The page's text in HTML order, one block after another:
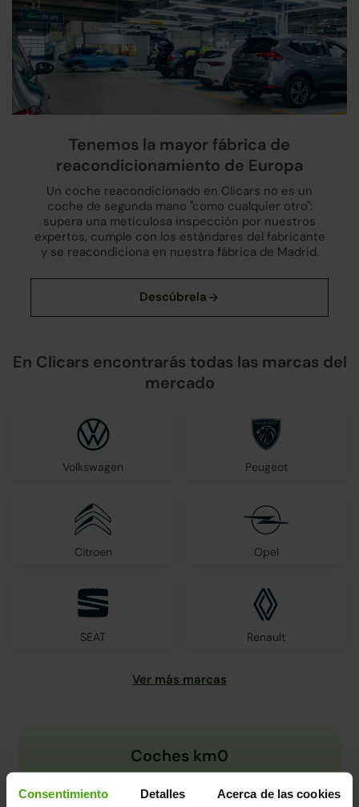
Consentimiento Detalles Acerca de las cookies
Tenemos la mayor fábrica de
reacondicionamiento de Europa
Un coche reacondicionado en Clicars no es un
coche de segunda mano "como cualquier otro":
supera una meticulosa inspección por nuestros
expertos, cumple con los estándares del fabricante
y se reacondiciona en nuestra fábrica de Madrid.
En Clicars encontrarás todas las marcas del
mercado
Volkswagen Peugeot
Citroen Opel
SEAT Renault
Coches km0